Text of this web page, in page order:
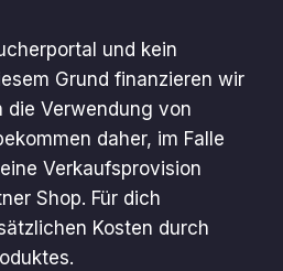
und kein
Grund finanzieren wir
die Verwendung von
daher, im Falle
Verkaufsprovision
Shop. Für dich
Kosten durch